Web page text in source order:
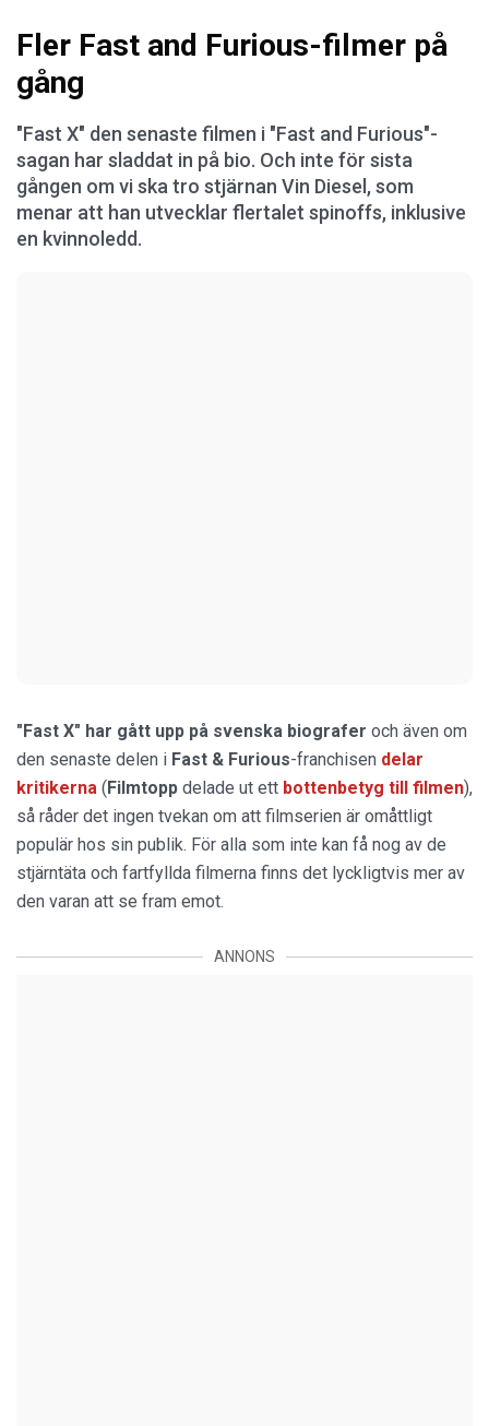
Fler Fast and Furious-filmer på
gång
"Fast X" den senaste filmen i "Fast and Furious"-
sagan har sladdat in på bio. Och inte för sista
gången om vi ska tro stjärnan Vin Diesel, som
menar att han utvecklar flertalet spinoffs, inklusive
en kvinnoledd.
"Fast X" har gått upp på svenska biografer och även om
den senaste delen i Fast & Furious-franchisen delar
kritikerna (Filmtopp delade ut ett bottenbetyg till filmen),
så råder det ingen tvekan om att filmserien är omåttligt
populär hos sin publik. För alla som inte kan få nog av de
stjärntäta och fartfyllda filmerna finns det lyckligtvis mer av
den varan att se fram emot.
ANNONS